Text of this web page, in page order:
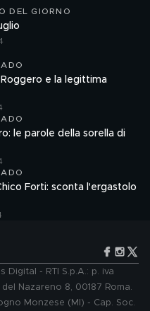
DEL GIORNO
Roggero e la legittima
le parole della sorella di
Forti: sconta l'ergastolo
Digital - RTI S.p.A.: p. iva
Nazareno 8, 00187 Roma.
Monzese (MI) - Cap. Soc.